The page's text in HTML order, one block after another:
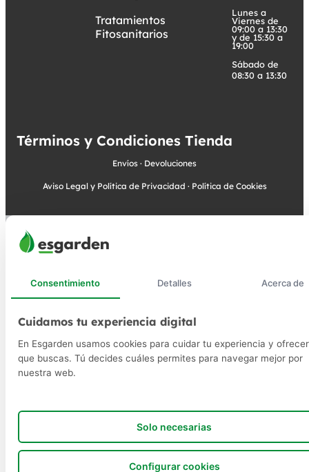
Tratamientos
Fitosanitarios
Lunes a
Viernes de
09:00 a 13:30
y de 15:30 a
19:00
Sábado de
08:30 a 13:30
Términos y Condiciones Tienda
Envíos · Devoluciones
Aviso Legal y Política de Privacidad · Política de Cookies
Consentimiento Detalles Acerca de
Cuidamos tu experiencia digital
En Esgarden usamos cookies para cuidar tu experiencia y
que buscas. Tú decides cuáles permites para navegar mejor por
nuestra web.
Solo necesarias
Configurar cookies